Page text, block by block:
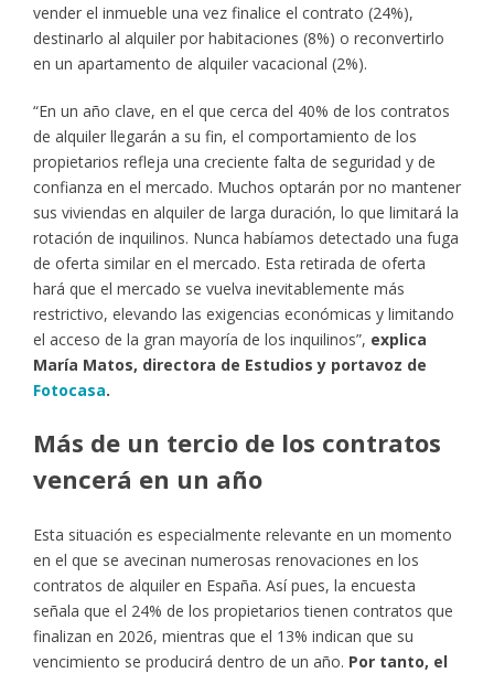
vender el inmueble una vez finalice el contrato (24%),
destinarlo al alquiler por habitaciones (8%) o reconvertirlo
en un apartamento de alquiler vacacional (2%).
“En un año clave, en el que cerca del 40% de los contratos
de alquiler llegarán a su fin, el comportamiento de los
propietarios refleja una creciente falta de seguridad y de
confianza en el mercado. Muchos optarán por no mantener
sus viviendas en alquiler de larga duración, lo que limitará la
rotación de inquilinos. Nunca habíamos detectado una fuga
de oferta similar en el mercado. Esta retirada de oferta
hará que el mercado se vuelva inevitablemente más
restrictivo, elevando las exigencias económicas y limitando
el acceso de la gran mayoría de los inquilinos”, explica
María Matos, directora de Estudios y portavoz de
Fotocasa.
Más de un tercio de los contratos
vencerá en un año
Esta situación es especialmente relevante en un momento
en el que se avecinan numerosas renovaciones en los
contratos de alquiler en España. Así pues, la encuesta
señala que el 24% de los propietarios tienen contratos que
finalizan en 2026, mientras que el 13% indican que su
vencimiento se producirá dentro de un año. Por tanto, el